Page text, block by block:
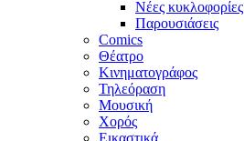
Νέες κυκλοφορίες
Παρουσιάσεις
Comics
Θέατρο
Κινηματογράφος
Τηλεόραση
Μουσική
Χορός
Εικαστικά